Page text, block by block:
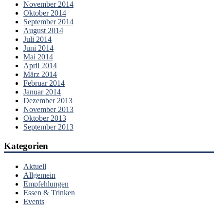
November 2014
Oktober 2014
September 2014
August 2014
Juli 2014
Juni 2014
Mai 2014
April 2014
März 2014
Februar 2014
Januar 2014
Dezember 2013
November 2013
Oktober 2013
September 2013
Kategorien
Aktuell
Allgemein
Empfehlungen
Essen & Trinken
Events